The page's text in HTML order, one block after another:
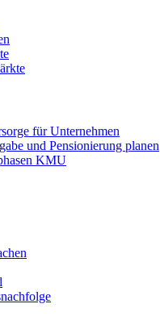
für Unternehmen
und Pensionierung planen
KMU